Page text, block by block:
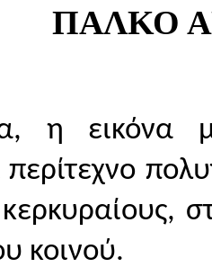
ΠΑΛΚΟ
η εικόνα
περίτεχνο
κοινού.